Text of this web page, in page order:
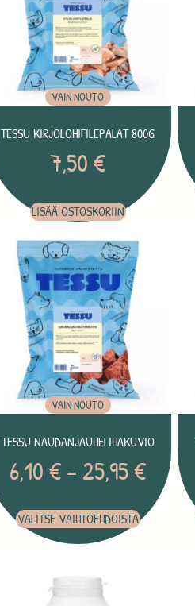
VAIN NOUTO
TESSU KIRJOLOHIFILEPALAT 800G
7,50€
LISÄÄ OSTOSKORIIN
VAIN NOUTO
TESSU NAUDANJAUHELIHAKUVIO
6,10€– 25,95€
VALITSE VAIHTOEHDOISTA